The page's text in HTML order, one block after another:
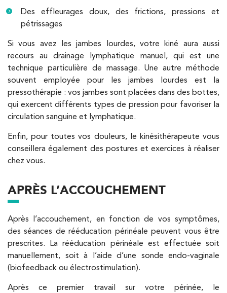
Des effleurages doux, des frictions, pressions et
pétrissages
Si vous avez les jambes lourdes, votre kiné aura aussi
recours au drainage lymphatique manuel, qui est une
technique particulière de massage. Une autre méthode
souvent employée pour les jambes lourdes est la
pressothérapie : vos jambes sont placées dans des bottes,
qui exercent différents types de pression pour favoriser la
circulation sanguine et lymphatique.
Enfin, pour toutes vos douleurs, le kinésithérapeute vous
conseillera également des postures et exercices à réaliser
chez vous.
APRÈS L’ACCOUCHEMENT
Après l’accouchement, en fonction de vos symptômes,
des séances de rééducation périnéale peuvent vous être
prescrites. La rééducation périnéale est effectuée soit
manuellement, soit à l’aide d’une sonde endo-vaginale
(biofeedback ou électrostimulation).
Après ce premier travail sur votre périnée, le
APPELEZ UN INSTITUT IK
1 Rue Mertens 92600 Bois-Colombes
01 43 50 50 81
PRENEZ RDV SUR
PRENEZ RDV SUR
IK Olympe Sante Antony – 92
28 Rue Velpeau 92160 Antony
28 Rue Velpeau 92160 Antony
01 76 21 71 41
Kinésithérapie
Koss Paris 8 – Haussmann
74 Bd Haussmann 75008 Paris
74 Bd Haussmann 75008 Paris
01 44 71 93 74
Kinésithérapie